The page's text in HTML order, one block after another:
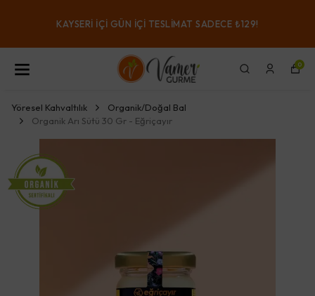
KAYSERI IÇI GÜN IÇI TESLIMAT SADECE ₺129!
0
Yöresel Kahvaltılık
Organik/Doğal Bal
Organik Arı Sütü 30 Gr - Eğriçayır